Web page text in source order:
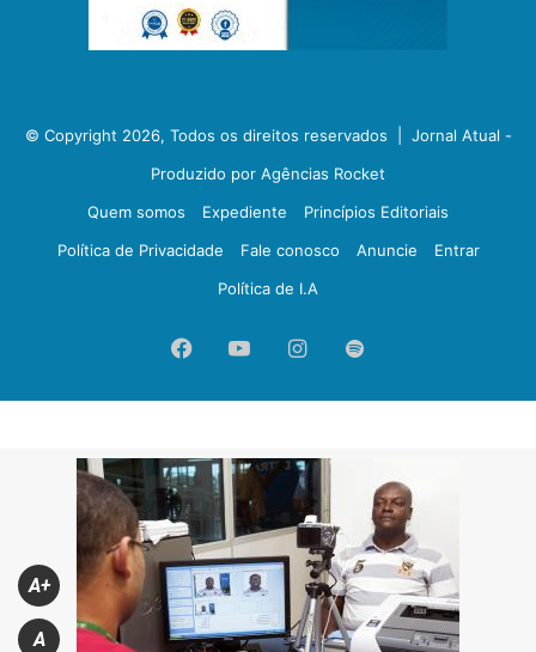
© Copyright 2026, Todos os direitos reservados | Jornal Atual -
Produzido por Agências Rocket
Quem somos
Expediente
Princípios Editoriais
Política de Privacidade
Fale conosco Anuncie
Entrar
Política de I.A
FacebookYouTubeInstagram
Spotify
A+
A